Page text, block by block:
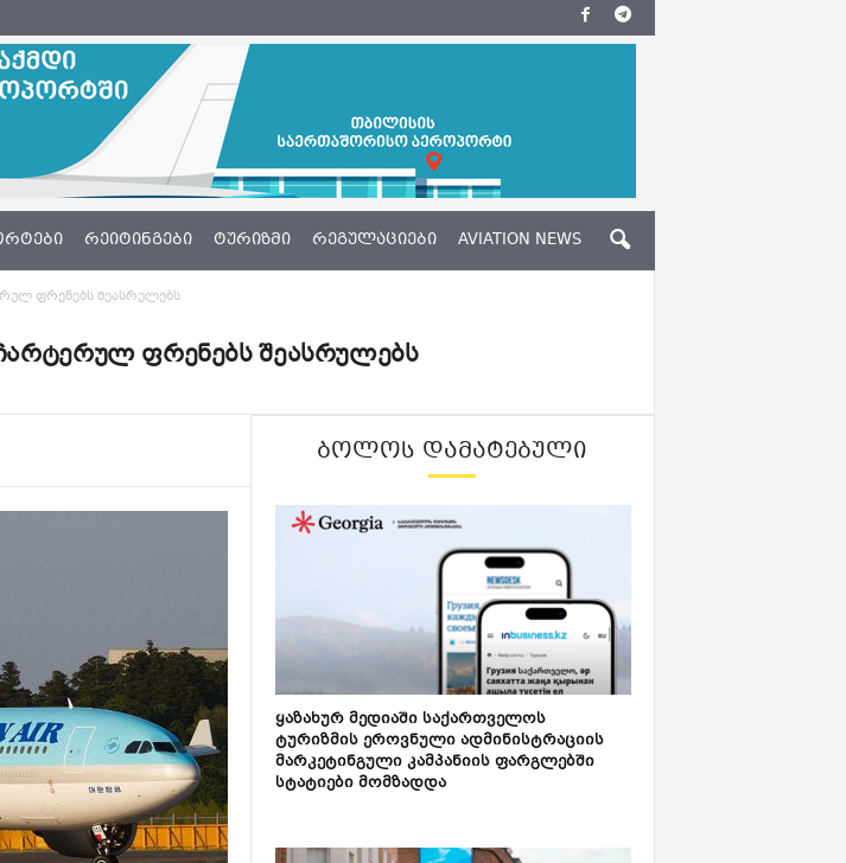
ᲠᲔᲘᲢᲘᲜᲒᲔᲑᲘ ᲢᲣᲠᲘᲖᲛᲘ ᲠᲔᲒᲣᲚᲐᲪᲘᲔᲑᲘ AVIATION NEWS
ფრენებს შეასრულებს
ფრენებს შეასრულებს
ᲑᲝᲚᲝᲡ ᲓᲐᲛᲐᲢᲔᲑᲣᲚᲘ
ყაზახურ მედიაში საქართველოს
ტურიზმის ეროვნული ადმინისტრაციის
მარკეტინგული კამპანიის ფარგლებში
სტატიები მომზადდა